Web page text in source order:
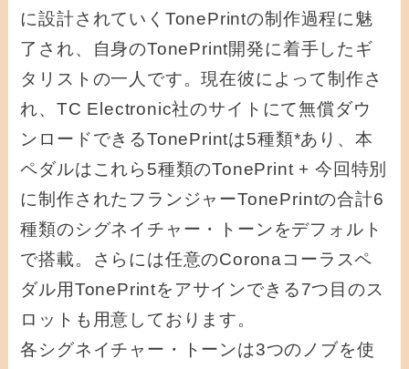
に設計されていくTonePrintの制作過程に魅
了され、自身のTonePrint開発に着手したギ
タリストの一人です。現在彼によって制作さ
れ、TC Electronic社のサイトにて無償ダウ
ンロードできるTonePrintは5種類*あり、本
ペダルはこれら5種類のTonePrint + 今回特別
に制作されたフランジャーTonePrintの合計6
種類のシグネイチャー・トーンをデフォルト
で搭載。さらには任意のCoronaコーラスペ
ダル用TonePrintをアサインできる7つ目のス
ロットも用意しております。
各シグネイチャー・トーンは3つのノブを使